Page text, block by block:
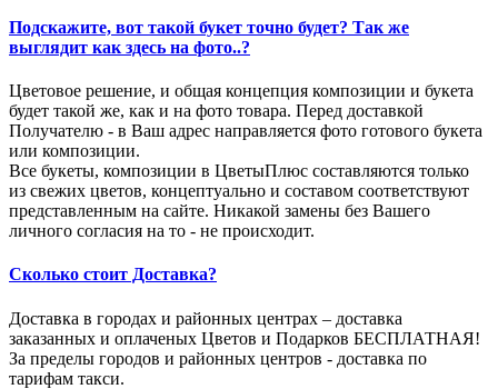
Подскажите, вот такой букет точно будет? Так же
выглядит как здесь на фото..?
Цветовое решение, и общая концепция композиции и букета
будет такой же, как и на фото товара. Перед доставкой
Получателю - в Ваш адрес направляется фото готового букета
или композиции.
Все букеты, композиции в ЦветыПлюс составляются только
из свежих цветов, концептуально и составом соответствуют
представленным на сайте. Никакой замены без Вашего
личного согласия на то - не происходит.
Сколько стоит Доставка?
Доставка в городах и районных центрах – доставка
заказанных и оплаченых Цветов и Подарков БЕСПЛАТНАЯ!
За пределы городов и районных центров - доставка по
тарифам такси.